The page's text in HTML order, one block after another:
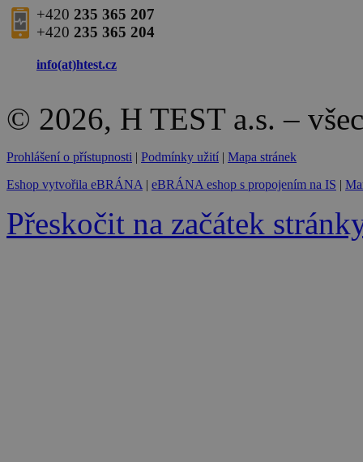
+420 235 365 207
+420 235 365 204
info(at)htest.cz
© 2026, H TEST a.s. –
Prohlášení o přístupnosti | Podmínky užití | Mapa stránek
Eshop vytvořila eBRÁNA| eBRÁNA eshop s propojením na IS |
Přeskočit na začátek